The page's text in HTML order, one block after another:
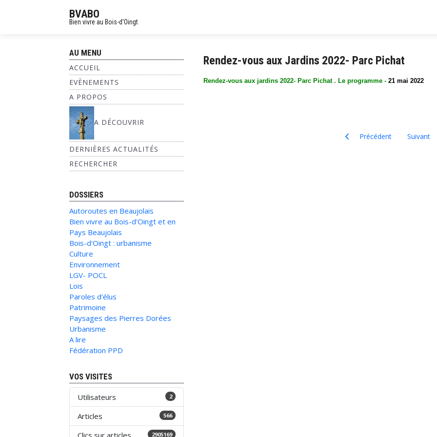
BVABO
Bien vivre au Bois-d'Oingt
AU MENU
ACCUEIL
EVÈNEMENTS
A PROPOS
A DÉCOUVRIR
DERNIÈRES ACTUALITÉS
RECHERCHER
DOSSIERS
Autoroutes en Beaujolais
Bien vivre au Bois-d'Oingt et en
Pays Beaujolais
Bois-d'Oingt : urbanisme
Culture
Environnement
LGV- POCL
Lois
Paroles d'élus
Patrimoine
Paysages des Pierres Dorées
Urbanisme
A lire
Fédération PPD
VOS VISITES
Utilisateurs 2
Articles 566
Clics sur articles 2905169
Rendez-vous aux Jardins 2022- Parc Pichat
Rendez-vous aux jardins 2022- Parc Pichat . Le programme - 21 mai 2022
Article précédent : Rendez-
Précédent Article
Suivant